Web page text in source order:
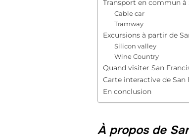
Transport en commun à
Cable car
Tramway
Excursions à partir de
Silicon valley
Wine Country
Quand visiter San
Carte interactive de San
En conclusion
À propos de